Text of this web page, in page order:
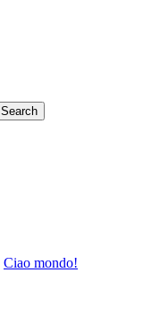
Ciao mondo!